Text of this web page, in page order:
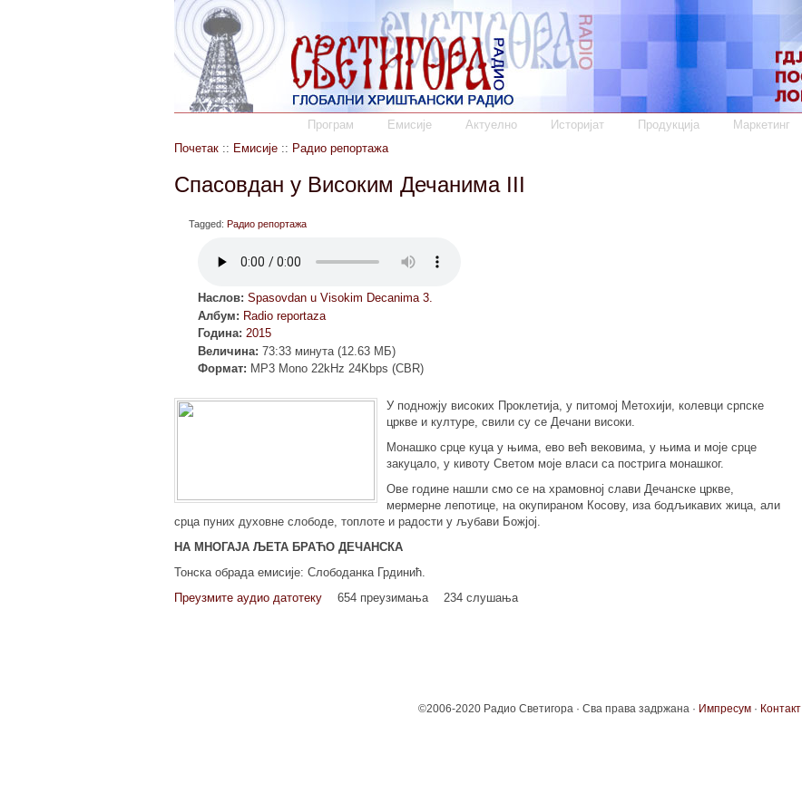
Програм Емисије Актуелно Историјат Продукција Маркетинг
Почетак :: Емисије :: Радио репортажа
Спасовдан у Високим Дечанима III
Tagged: Радио репортажа
Наслов: Spasovdan u Visokim Decanima 3.
Албум: Radio reportaza
Година: 2015
Величина: 73:33 минута (12.63 МБ)
Формат: MP3 Mono 22kHz 24Kbps (CBR)
У подножју високих Проклетија, у питомој Метохији, колевци српске
цркве и културе, свили су се Дечани високи.
Монашко срце куца у њима, ево већ вековима, у њима и моје срце
закуцало, у кивоту Светом моје власи са пострига монашког.
Ове године нашли смо се на храмовној слави Дечанске цркве,
мермерне лепотице, на окупираном Косову, иза бодљикавих жица, али
срца пуних духовне слободе, топлоте и радости у љубави Божјој.
НА МНОГАЈА ЉЕТА БРАЋО ДЕЧАНСКА
Тонска обрада емисије: Слободанка Грдинић.
Преузмите аудио датотеку
654 преузимања 234 слушања
©2006-2020 Радио Светигора · Сва права задржана · Импресум · Контакт